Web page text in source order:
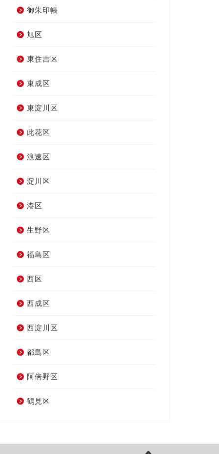
御朱印帳
旭区
東住吉区
東成区
東淀川区
此花区
浪速区
淀川区
港区
生野区
福島区
西区
西成区
西淀川区
都島区
阿倍野区
鶴見区